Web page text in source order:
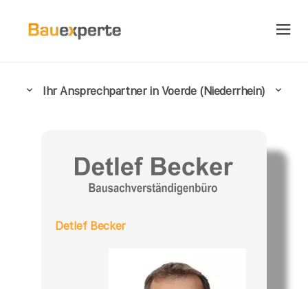
Ihr Ansprechpartner in Voerde (Niederrhein)
Detlef Becker